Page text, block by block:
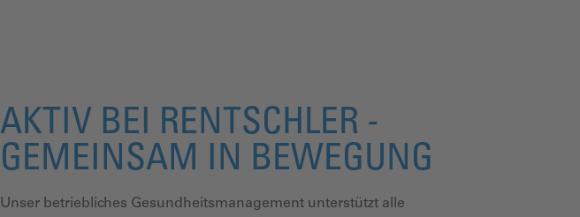
AKTIV BEI RENTSCHLER -
GEMEINSAM IN BEWEGUNG
Unser betriebliches Gesundheitsmanagement unterstützt alle